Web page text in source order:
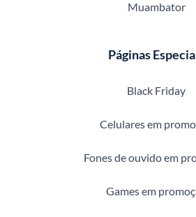
Muambator
Páginas
Black Friday
Celulares em
Fones de ouvido em
Games em